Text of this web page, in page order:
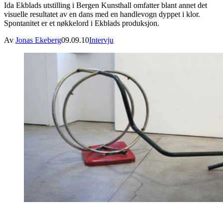
Ida Ekblads utstilling i Bergen Kunsthall omfatter blant annet det
visuelle resultatet av en dans med en handlevogn dyppet i klor.
Spontanitet er et nøkkelord i Ekblads produksjon.
Av Jonas Ekeberg09.09.10Intervju